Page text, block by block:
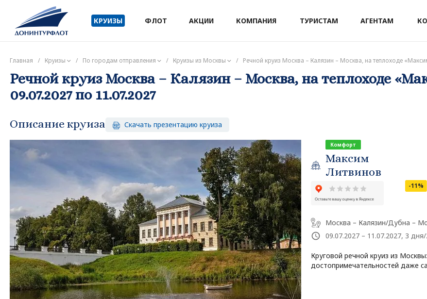
КРУИЗЫ ФЛОТ АКЦИИ КОМПАНИЯ ТУРИСТАМ АГЕНТАМ
Главная / Круизы / По городам отправления / Круизы из Москвы / Речной круиз Москва – Калязин – Москва, на теплоходе
Речной круиз Москва – Калязин – Москва, на теплоходе
09.07.2027 по 11.07.2027
Описание круиза Скачать презентацию круиза
Комфорт
Максим
Литвинов
-11%
Москва – Калязин/Дубна –
09.07.2027 – 11.07.2027, 3
Круговой речной круиз из
достопримечательностей даже